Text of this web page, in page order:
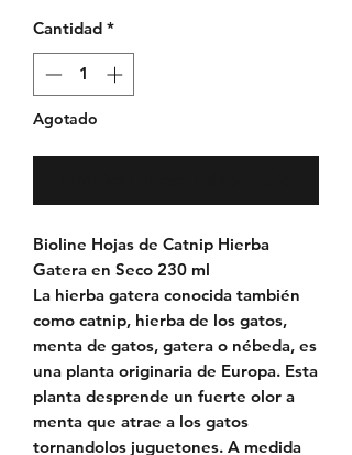
Cantidad *
Agotado
Bioline Hojas de Catnip Hierba
Gatera en Seco 230 ml
La hierba gatera conocida también
como catnip, hierba de los gatos,
menta de gatos, gatera o nébeda, es
una planta originaria de Europa. Esta
planta desprende un fuerte olor a
menta que atrae a los gatos
tornandolos juguetones. A medida